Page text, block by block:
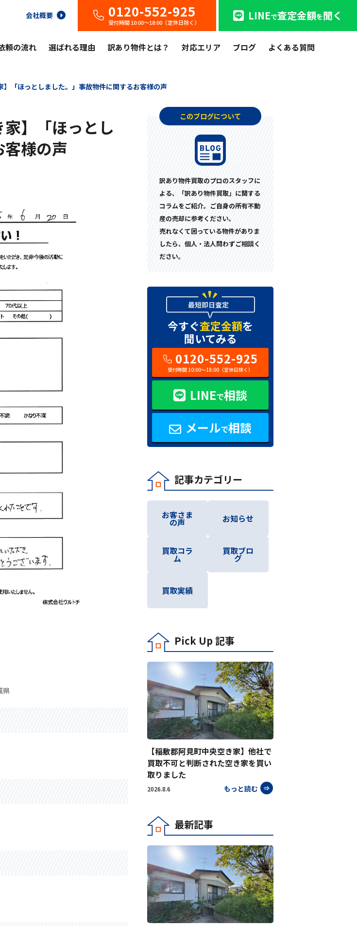
頼の流れ 選ばれる理由 訳あり物件とは？ 対応エリア ブログ よくある質問
会社概要 0120-552-925
受付時間 10:00〜18:00（定休日除く） LINEで査定金額を聞く
】「ほっとしました。」事故物件に関するお客様の声
家】「ほっとし
様の声
県
このブログについて
訳あり物件買取のプロのスタッフに
よる、「訳あり物件買取」に関する
コラムをご紹介。ご自身の所有不動
産の売却に参考ください。
売れなくて困っている物件がありま
したら、個人・法人問わずご相談く
ださい。
今すぐ査定金額を
聞いてみる
0120-552-925
受付時間 10:00〜18:00（定休日除く）
LINEで相談
メールで相談
記事カテゴリー
お客さま
の声 お知らせ
買取コラ
ム
買取ブロ
グ
買取実績
Pick Up 記事
【稲敷郡阿見町中央空き家】他社で
買取不可と判断された空き家を買い
取りました
2026.8.6 もっと読む
最新記事